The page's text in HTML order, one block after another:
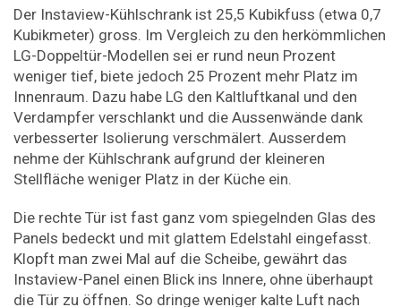
Der Instaview-Kühlschrank ist 25,5 Kubikfuss (etwa 0,7
Kubikmeter) gross. Im Vergleich zu den herkömmlichen
LG-Doppeltür-Modellen sei er rund neun Prozent
weniger tief, biete jedoch 25 Prozent mehr Platz im
Innenraum. Dazu habe LG den Kaltluftkanal und den
Verdampfer verschlankt und die Aussenwände dank
verbesserter Isolierung verschmälert. Ausserdem
nehme der Kühlschrank aufgrund der kleineren
Stellfläche weniger Platz in der Küche ein.
Die rechte Tür ist fast ganz vom spiegelnden Glas des
Panels bedeckt und mit glattem Edelstahl eingefasst.
Klopft man zwei Mal auf die Scheibe, gewährt das
Instaview-Panel einen Blick ins Innere, ohne überhaupt
die Tür zu öffnen. So dringe weniger kalte Luft nach